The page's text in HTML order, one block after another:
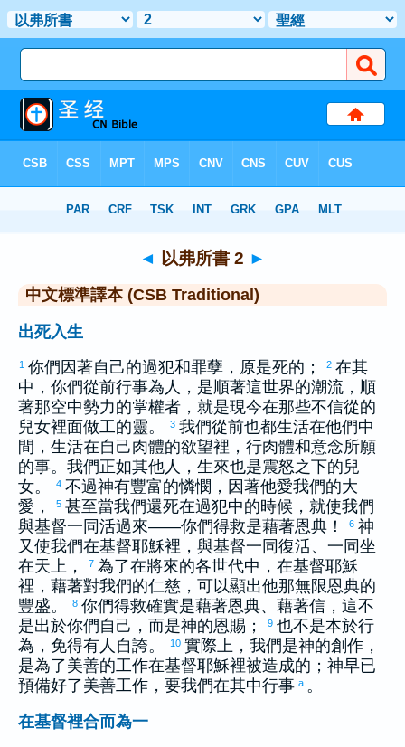
> 以弗所書 2
◄ 以弗所書 2 ►
中文標準譯本 (CSB Traditional)
出死入生
1 你們因著自己的過犯和罪孽，原是死的； 2 在其
中，你們從前行事為人，是順著這世界的潮流，順
著那空中勢力的掌權者，就是現今在那些不信從的
兒女裡面做工的靈。
3 我們從前也都生活在他們中
間，生活在自己肉體的欲望裡，行肉體和意念所願
的事。我們正如其他人，生來也是震怒之下的兒
女。
4 不過神有豐富的憐憫，因著他愛我們的大
愛，
5 甚至當我們還死在過犯中的時候，就使我們
與基督一同活過來——你們得救是藉著恩典！
6 神
又使我們在基督耶穌裡，與基督一同復活、一同坐
在天上，
7 為了在將來的各世代中，在基督耶穌
裡，藉著對我們的仁慈，可以顯出他那無限恩典的
豐盛。
8 你們得救確實是藉著恩典、藉著信，這不
是出於你們自己，而是神的恩賜；
9 也不是本於行
為，免得有人自誇。
10 實際上，我們是神的創作，
是為了美善的工作在基督耶穌裡被造成的；神早已
預備好了美善工作，要我們在其中行事 a 。
在基督裡合而為一